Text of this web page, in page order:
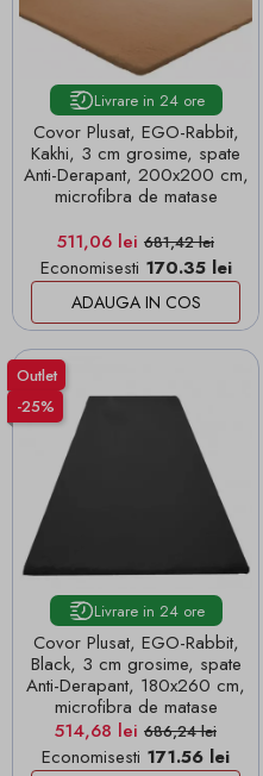
Livrare in 24 ore
Covor Plusat, EGO-Rabbit,
Kakhi, 3 cm grosime, spate
Anti-Derapant, 200x200 cm,
microfibra de matase
Pret
511,06 lei Pret de baza
681,42 lei
Economisesti 170.35 lei
ADAUGA IN COS
Outlet
-25%
Livrare in 24 ore
Covor Plusat, EGO-Rabbit,
Black, 3 cm grosime, spate
Anti-Derapant, 180x260 cm,
microfibra de matase
Pret
514,68 lei Pret de baza
686,24 lei
Economisesti 171.56 lei